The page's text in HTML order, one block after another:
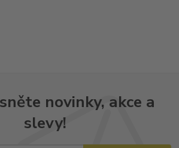
novinky, akce a
slevy!